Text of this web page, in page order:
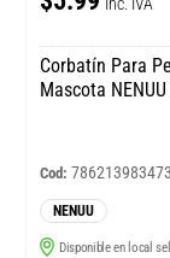
Corbatín Para
Mascota
Cod:
NENUU
Disponible en local